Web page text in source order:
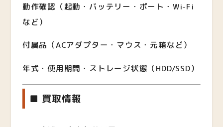
動作確認（起動・バッテリー・ポート・Wi-Fi
など）
付属品（ACアダプター・マウス・元箱など）
年式・使用期間・ストレージ状態（HDD/SSD）
■ 買取情報